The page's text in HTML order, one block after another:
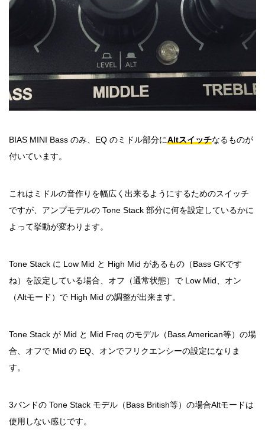
BIAS MINI Bass のみ、EQ のミドル部分にAltスイッチなるものが
付いています。
これはミドルの音作りを幅広く出来るようにするためのスイッチ
ですが、アンプモデルの Tone Stack 部分に何を設定しているかに
よって挙動が変わります。
Tone Stack に Low Mid と High Mid があるもの（Bass GKです
ね）を設定している場合、オフ（通常状態）で Low Mid、オン
（Altモード）で High Mid の調整が出来ます。
Tone Stack が Mid と Mid Freq のモデル（Bass American等）の場
合、オフで Mid の EQ、オンでフリクエンシーの設定になりま
す。
3バンドの Tone Stack モデル（Bass British等）の場合Altモードは
使用しない感じです。